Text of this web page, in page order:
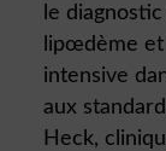
le
lipœdème et
intensive
aux
Heck,